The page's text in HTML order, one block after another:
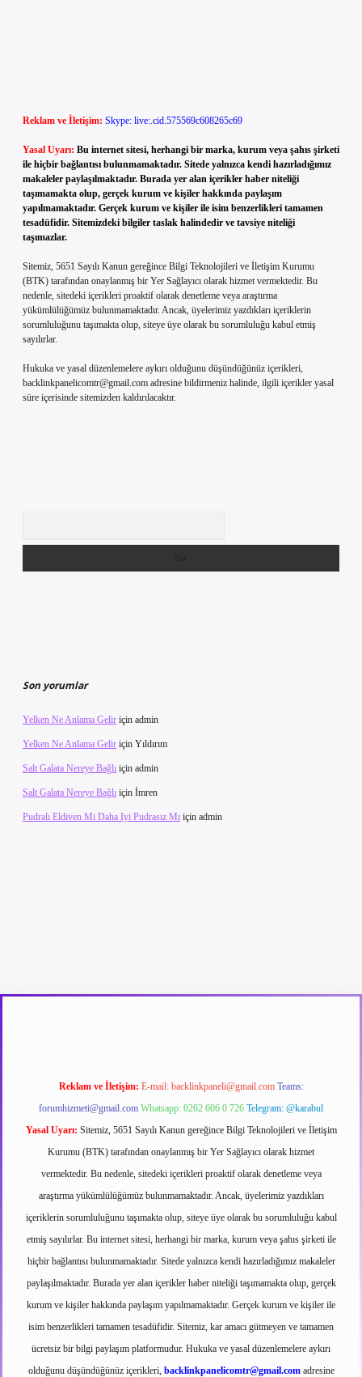
Reklam ve İletişim: Skype: live:.cid.575569c608265c69
Yasal Uyarı: Bu internet sitesi, herhangi bir marka, kurum veya şahıs şirketi
ile hiçbir bağlantısı bulunmamaktadır. Sitede yalnızca kendi hazırladığımız
makaleler paylaşılmaktadır. Burada yer alan içerikler haber niteliği
taşımamakta olup, gerçek kurum ve kişiler hakkında paylaşım
yapılmamaktadır. Gerçek kurum ve kişiler ile isim benzerlikleri tamamen
tesadüfidir. Sitemizdeki bilgiler taslak halindedir ve tavsiye niteliği
taşımazlar.
Sitemiz, 5651 Sayılı Kanun gereğince Bilgi Teknolojileri ve İletişim Kurumu
(BTK) tarafından onaylanmış bir Yer Sağlayıcı olarak hizmet vermektedir. Bu
nedenle, sitedeki içerikleri proaktif olarak denetleme veya araştırma
yükümlülüğümüz bulunmamaktadır. Ancak, üyelerimiz yazdıkları içeriklerin
sorumluluğunu taşımakta olup, siteye üye olarak bu sorumluluğu kabul etmiş
sayılırlar.
Hukuka ve yasal düzenlemelere aykırı olduğunu düşündüğünüz içerikleri,
backlinkpanelicomtr@gmail.com adresine bildirmeniz halinde, ilgili içerikler yasal
süre içerisinde sitemizden kaldırılacaktır.
Son yorumlar
Yelken Ne Anlama Gelir için admin
Yelken Ne Anlama Gelir için Yıldırım
Salt Galata Nereye Bağlı için admin
Salt Galata Nereye Bağlı için İmren
Pudralı Eldiven Mi Daha Iyi Pudrasız Mı için admin
girişbetexpergir.net
Reklam ve İletişim: E-mail: backlinkpaneli@gmail.com Teams:
forumhizmeti@gmail.com Whatsapp: 0262 606 0 726 Telegram: @karabul
Yasal Uyarı: Sitemiz, 5651 Sayılı Kanun gereğince Bilgi Teknolojileri ve İletişim
Kurumu (BTK) tarafından onaylanmış bir Yer Sağlayıcı olarak hizmet
vermektedir. Bu nedenle, sitedeki içerikleri proaktif olarak denetleme veya
araştırma yükümlülüğümüz bulunmamaktadır. Ancak, üyelerimiz yazdıkları
içeriklerin sorumluluğunu taşımakta olup, siteye üye olarak bu sorumluluğu kabul
etmiş sayılırlar. Bu internet sitesi, herhangi bir marka, kurum veya şahıs şirketi ile
hiçbir bağlantısı bulunmamaktadır. Sitede yalnızca kendi hazırladığımız makaleler
paylaşılmaktadır. Burada yer alan içerikler haber niteliği taşımamakta olup, gerçek
kurum ve kişiler hakkında paylaşım yapılmamaktadır. Gerçek kurum ve kişiler ile
isim benzerlikleri tamamen tesadüfidir. Sitemiz, kar amacı gütmeyen ve tamamen
ücretsiz bir bilgi paylaşım platformudur. Hukuka ve yasal düzenlemelere aykırı
olduğunu düşündüğünüz içerikleri, backlinkpanelicomtr@gmail.comadresine